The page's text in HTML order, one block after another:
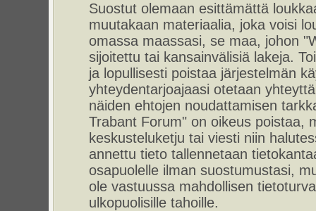
Suostut olemaan esittämättä
muutakaan materiaalia, joka voisi
omassa maassasi, se maa, johon
sijoitettu tai kansainvälisiä lakeja.
ja lopullisesti poistaa järjestelmän
yhteydentarjoajaasi otetaan
näiden ehtojen noudattamisen
Trabant Forum" on oikeus poistaa,
keskusteluketju tai viesti niin
annettu tieto tallennetaan
osapuolelle ilman suostumustasi,
ole vastuussa mahdollisen
ulkopuolisille tahoille.